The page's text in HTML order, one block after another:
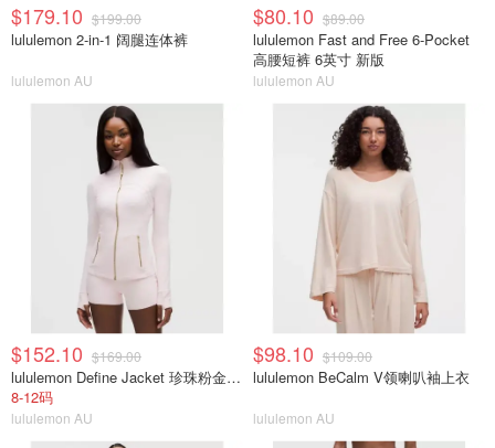
$179.10 $199.00
lululemon 2-in-1 阔腿连体裤
lululemon AU
$80.10 $89.00
lululemon Fast and Free 6-Pocket
高腰短裤 6英寸 新版
lululemon AU
$152.10 $169.00
lululemon Define Jacket 珍珠粉金拉链
8-12码
lululemon AU
$98.10 $109.00
lululemon BeCalm V领喇叭袖上衣
lululemon AU